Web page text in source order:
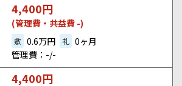
4,400円
(管理費・共益費 -)
敷 0.6万円 礼 0ヶ月
管理費：-/-
4,400円